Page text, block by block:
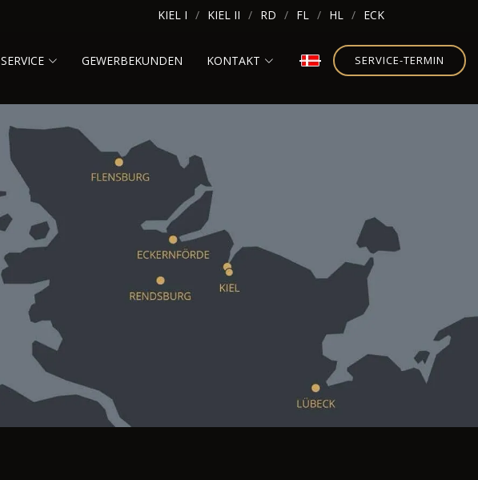
KIEL I KIEL II RD FL HL ECK
SERVICE GEWERBEKUNDEN KONTAKT SERVICE-TERMIN